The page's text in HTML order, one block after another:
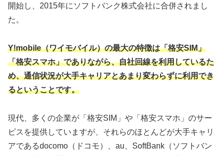
開始し、2015年にソフトバンク株式会社に合併されまし
た。
Y!mobile（ワイモバイル）の最大の特徴は「格安SIM」
「格安スマホ」でありながら、自社回線を利用しているた
め、通信状況が大手キャリアとあまり変わらずに利用でき
るということです。
現代、多くの企業が「格安SIM」や「格安スマホ」のサー
ビスを提供していますが、それらのほとんどが大手キャリ
アであるdocomo（ドコモ）、au、SoftBank（ソフトバン